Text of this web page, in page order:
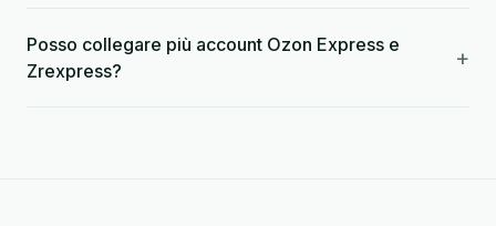
Posso collegare più account Ozon Express e
Zrexpress?
+